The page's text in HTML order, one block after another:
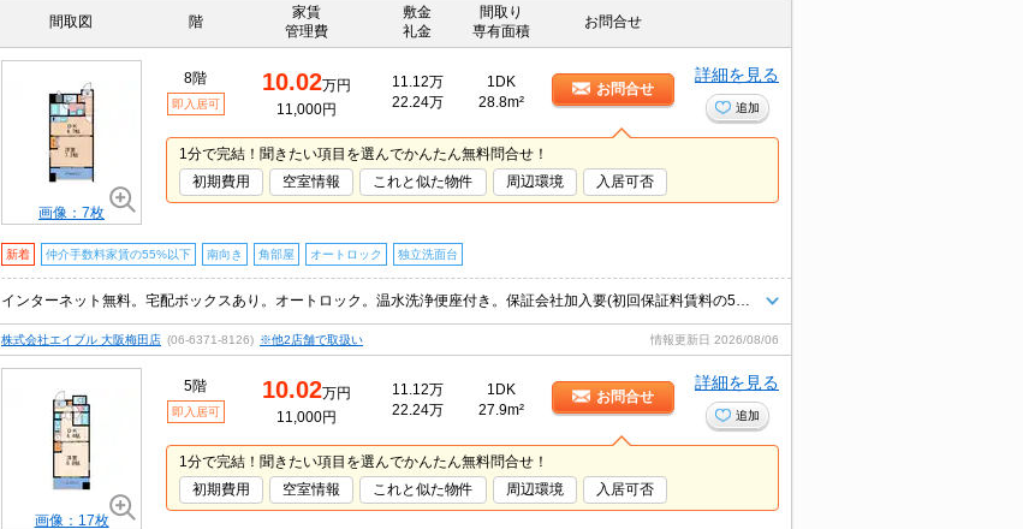
間取図 階
家賃
管理費
敷金
礼金
間取り
専有面積
お問合せ
画像：7枚
8階
即入居可
10.02万円
11,000円
11.12万
22.24万
1DK
28.8m²
お問合せ
詳細を見る
追加
1分で完結！聞きたい項目を選んでかんたん無料問合せ！
初期費用
空室情報 これと似た物件 周辺環境 入居可否
新着 仲介手数料家賃の55%以下 南向き 角部屋 オートロック 独立洗面台
株式会社エイブル 大阪梅田店 (06-6371-8126) ※他2店舗で取扱い 情報更新日 2026/08/06
画像：17枚
5階
即入居可
10.02万円
11,000円
11.12万
22.24万
1DK
27.9m²
お問合せ
詳細を見る
追加
1分で完結！聞きたい項目を選んでかんたん無料問合せ！
初期費用
空室情報 これと似た物件 周辺環境 入居可否